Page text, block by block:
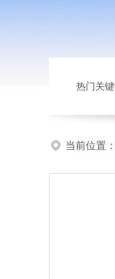
热门关键
当前位置：